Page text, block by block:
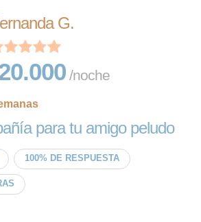
G.
/noche
para tu amigo peludo
100% DE RESPUESTA